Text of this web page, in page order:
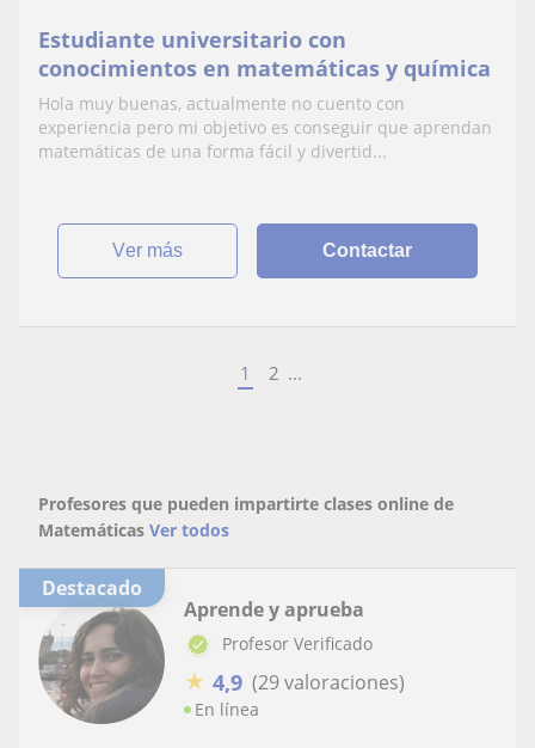
Estudiante universitario con
conocimientos en matemáticas y química
Hola muy buenas, actualmente no cuento con
experiencia pero mi objetivo es conseguir que aprendan
matemáticas de una forma fácil y divertid...
ver más Contactar
1 2 ...
Profesores que pueden impartirte clases online de
Matemáticas Ver todos
Destacado
Aprende y aprueba
Profesor Verificado
★ 4,9 (29 valoraciones)
En línea